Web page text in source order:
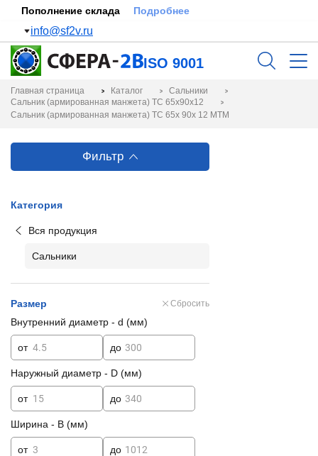
Пополнение склада Подробнее
info@sf2v.ru
ISO 9001
Главная страница Каталог
Сальники
Сальник (армированная манжета) TC 65x90x12
Сальник (армированная манжета) TC 65x 90x 12 MTM
Фильтр
Категория
Вся продукция
Сальники
Размер Сбросить
Внутренний диаметр - d (мм)
от до
Наружный диаметр - D (мм)
от до
Ширина - B (мм)
от до